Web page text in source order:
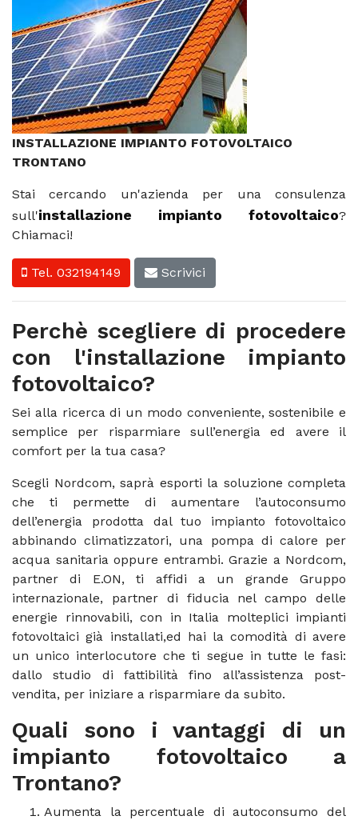
INSTALLAZIONE IMPIANTO FOTOVOLTAICO
TRONTANO
Stai cercando un'azienda per una consulenza
sull'installazione impianto fotovoltaico?
Chiamaci!
Tel. 032194149 Scrivici
Perchè scegliere di procedere
con l'installazione impianto
fotovoltaico?
Sei alla ricerca di un modo conveniente, sostenibile e
semplice per risparmiare sull’energia ed avere il
comfort per la tua casa?
Scegli Nordcom, saprà esporti la soluzione completa
che ti permette di aumentare l’autoconsumo
dell’energia prodotta dal tuo impianto fotovoltaico
abbinando climatizzatori, una pompa di calore per
acqua sanitaria oppure entrambi. Grazie a Nordcom,
partner di E.ON, ti affidi a un grande Gruppo
internazionale, partner di fiducia nel campo delle
energie rinnovabili, con in Italia molteplici impianti
fotovoltaici già installati,ed hai la comodità di avere
un unico interlocutore che ti segue in tutte le fasi:
dallo studio di fattibilità fino all’assistenza post-
vendita, per iniziare a risparmiare da subito.
Quali sono i vantaggi di un
impianto fotovoltaico a
Trontano?
Aumenta la percentuale di autoconsumo del